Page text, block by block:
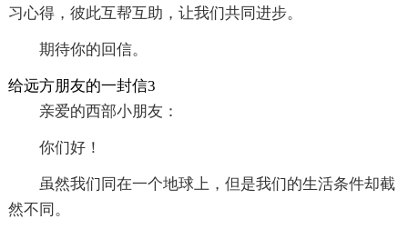
习心得，彼此互帮互助，让我们共同进步。
期待你的回信。
给远方朋友的一封信3
亲爱的西部小朋友：
你们好！
虽然我们同在一个地球上，但是我们的生活条件却截
然不同。